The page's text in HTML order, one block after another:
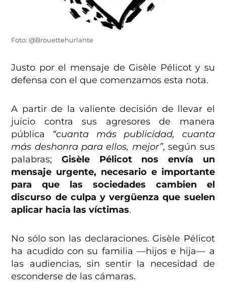
Foto: @Brouettehurlante
Justo por el mensaje de Gisèle Pélicot y su
defensa con el que comenzamos esta nota.
A partir de la valiente decisión de llevar el
juicio contra sus agresores de manera
pública “cuanta más publicidad, cuanta
más deshonra para ellos, mejor”, según sus
palabras;Gisèle Pélicot nos envía un
mensaje urgente, necesario e importante
para que las sociedades cambien el
discurso de culpa y vergüenza que suelen
aplicar hacia las víctimas.
No sólo son las declaraciones. Gisèle Pélicot
ha acudido con su familia —hijos e hija— a
las audiencias, sin sentir la necesidad de
esconderse de las cámaras.